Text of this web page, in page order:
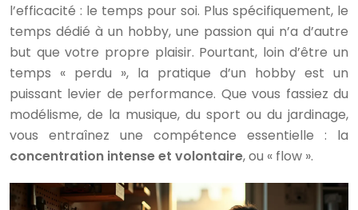
l’efficacité : le temps pour soi. Plus spécifiquement, le
temps dédié à un hobby, une passion qui n’a d’autre
but que votre propre plaisir. Pourtant, loin d’être un
temps « perdu », la pratique d’un hobby est un
puissant levier de performance. Que vous fassiez du
modélisme, de la musique, du sport ou du jardinage,
vous entraînez une compétence essentielle : la
concentration intense et volontaire, ou « flow ».